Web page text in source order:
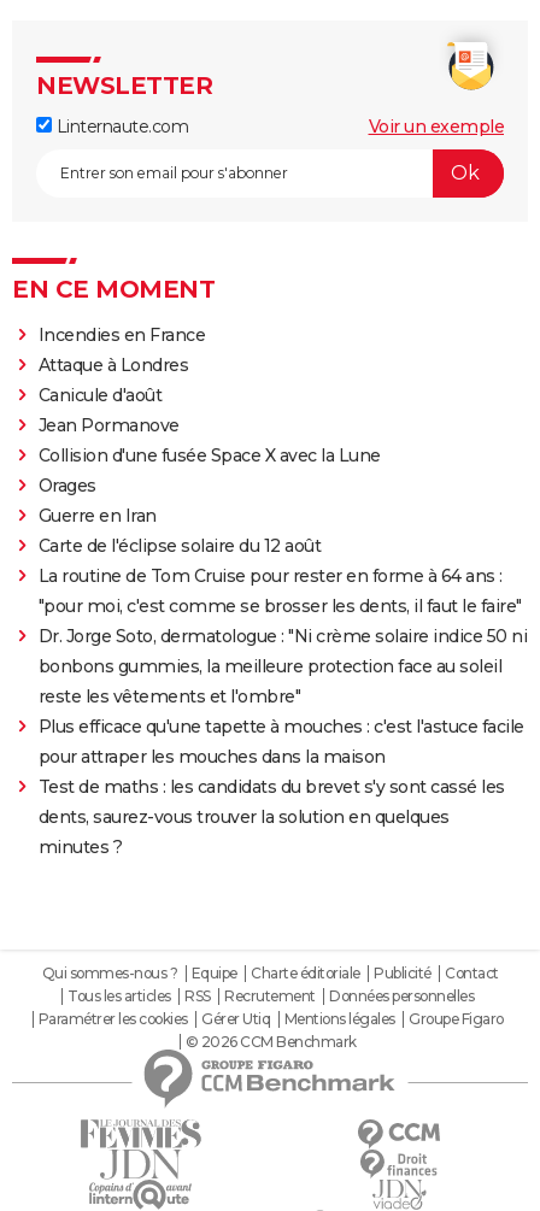
NEWSLETTER
Linternaute.com Voir un exemple
EN CE MOMENT
Incendies en France
Attaque à Londres
Canicule d'août
Jean Pormanove
Collision d'une fusée Space X avec la Lune
Orages
Guerre en Iran
Carte de l'éclipse solaire du 12 août
La routine de Tom Cruise pour rester en forme à 64 ans :
"pour moi, c'est comme se brosser les dents, il faut le faire"
Dr. Jorge Soto, dermatologue : "Ni crème solaire indice 50 ni
bonbons gummies, la meilleure protection face au soleil
reste les vêtements et l'ombre"
Plus efficace qu'une tapette à mouches : c'est l'astuce facile
pour attraper les mouches dans la maison
Test de maths : les candidats du brevet s'y sont cassé les
dents, saurez-vous trouver la solution en quelques
minutes ?
Qui sommes-nous ? Equipe Charte éditoriale Publicité
Contact
Tous les articles
RSS Recrutement
Données personnelles
Paramétrer les cookies
Gérer Utiq Mentions légales
Groupe Figaro
© 2026 CCM Benchmark